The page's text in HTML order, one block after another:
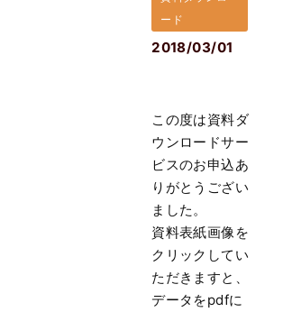
ード
2018/03/01
この度は資料ダ
ウンロードサー
ビスのお申込あ
りがとうござい
ました。
資料表紙画像を
クリックしてい
ただきますと、
データをpdfに